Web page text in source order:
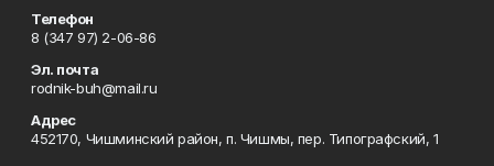
Телефон
8 (347 97) 2-06-86
Эл. почта
rodnik-buh@mail.ru
Адрес
452170, Чишминский район, п. Чишмы, пер. Типографский, 1